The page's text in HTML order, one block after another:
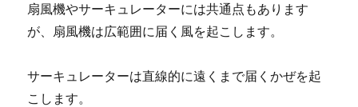
扇風機やサーキュレーターには共通点もあります
が、扇風機は広範囲に届く風を起こします。
サーキュレーターは直線的に遠くまで届くかぜを起
こします。